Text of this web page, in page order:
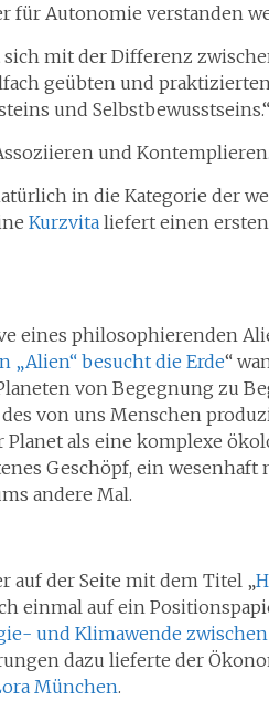
für Autonomie verstanden
sich mit der Differenz
geübten und
und Selbstbewusstseins.“
und Kontemplieren.
in die Kategorie der
Kurzvita liefert einen ersten
eines philosophierenden
„Alien“ besucht die Erde“
von Begegnung zu
von uns Menschen
als eine komplexe
Geschöpf, ein wesenhaft
andere Mal.
auf der Seite mit dem Titel „
einmal auf ein
und Klimawende
dazu lieferte der
München.